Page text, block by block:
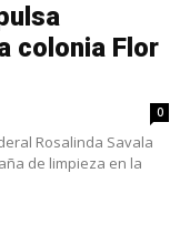
colonia Flor
0
Rosalinda Savala
de limpieza en la